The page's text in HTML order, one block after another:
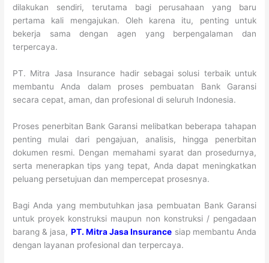
dilakukan sendiri, terutama bagi perusahaan yang baru
pertama kali mengajukan. Oleh karena itu, penting untuk
bekerja sama dengan agen yang berpengalaman dan
terpercaya.
PT. Mitra Jasa Insurance hadir sebagai solusi terbaik untuk
membantu Anda dalam proses pembuatan Bank Garansi
secara cepat, aman, dan profesional di seluruh Indonesia.
Proses penerbitan Bank Garansi melibatkan beberapa tahapan
penting mulai dari pengajuan, analisis, hingga penerbitan
dokumen resmi. Dengan memahami syarat dan prosedurnya,
serta menerapkan tips yang tepat, Anda dapat meningkatkan
peluang persetujuan dan mempercepat prosesnya.
Bagi Anda yang membutuhkan jasa pembuatan Bank Garansi
untuk proyek konstruksi maupun non konstruksi / pengadaan
barang & jasa, PT. Mitra Jasa Insurance siap membantu Anda
dengan layanan profesional dan terpercaya.